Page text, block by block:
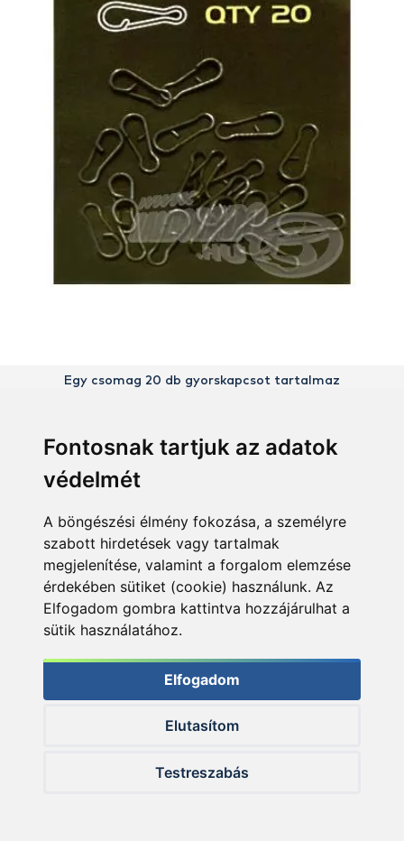
Fontosnak tartjuk az adatok
védelmét
A böngészési élmény fokozása, a személyre
szabott hirdetések vagy tartalmak
megjelenítése, valamint a forgalom elemzése
érdekében sütiket (cookie) használunk. Az
Elfogadom gombra kattintva hozzájárulhat a
sütik használatához.
Elfogadom
Elutasítom
Testreszabás
Egy csomag 20 db gyorskapcsot tartalmaz